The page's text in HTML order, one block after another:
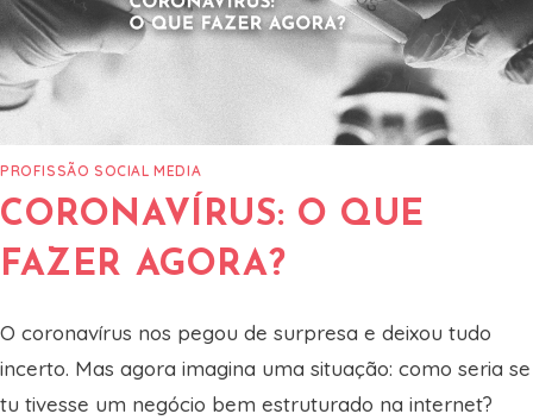
PROFISSÃO SOCIAL MEDIA
CORONAVÍRUS: O QUE
FAZER AGORA?
O coronavírus nos pegou de surpresa e deixou tudo
incerto. Mas agora imagina uma situação: como seria se
tu tivesse um negócio bem estruturado na internet?